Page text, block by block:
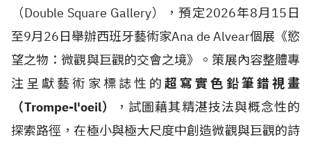
（Double Square Gallery），預定2026年8月15日
至9月26日舉辦西班牙藝術家Ana de Alvear個展《慾
望之物：微觀與巨觀的交會之境》。策展內容整體專
注呈獻藝術家標誌性的超寫實色鉛筆錯視畫
（Trompe-l'oeil）
，試圖藉其精湛技法與概念性的
探索路徑，在極小與極大尺度中創造微觀與巨觀的詩